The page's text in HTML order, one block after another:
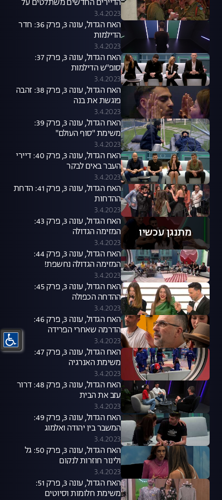
הדיירים החדשים משתלטים על
הבית
3.4.2023
האח הגדול, עונה 3, פרק 36: חדר
הדילמות
3.4.2023
האח הגדול, עונה 3, פרק 37:
סופ"ש הדילמות
3.4.2023
האח הגדול, עונה 3, פרק 38: זהבה
פוגשת את בנה
3.4.2023
האח הגדול, עונה 3, פרק 39:
משימת "סוף העולם"
3.4.2023
האח הגדול, עונה 3, פרק 40: דיירי
העבר באים לבקר
3.4.2023
האח הגדול, עונה 3, פרק 41: הדחת
ההדחות
3.4.2023
מתנגן עכשיו
האח הגדול, עונה 3, פרק 43:
המזימה הגדולה
3.4.2023
האח הגדול, עונה 3, פרק 44:
המזימה הגדולה נחשפת!
3.4.2023
האח הגדול, עונה 3, פרק 45:
ההדחה הכפולה
3.4.2023
האח הגדול, עונה 3, פרק 46:
הדרמה שאחרי הפרידה
3.4.2023
האח הגדול, עונה 3, פרק 47:
משימת האנרגיה
3.4.2023
האח הגדול, עונה 3, פרק 48: דרור
עזב את הבית
3.4.2023
האח הגדול, עונה 3, פרק 49:
המשבר בין יהודה ואלמוג
3.4.2023
האח הגדול, עונה 3, פרק 50: גל
ולינור חוזרות לנקום
3.4.2023
האח הגדול, עונה 3, פרק 51:
משימת חלומות וסיוטים